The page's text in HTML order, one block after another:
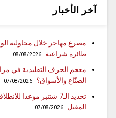
آخر الأخبار
مصرع مهاجر خلال محاولته
طائرة شراعية
08/08/2026
الصنّاع والأسواق؟
07/08/2026
تحديد الـ7 شتنبر موعدا
المقبل
07/08/2026